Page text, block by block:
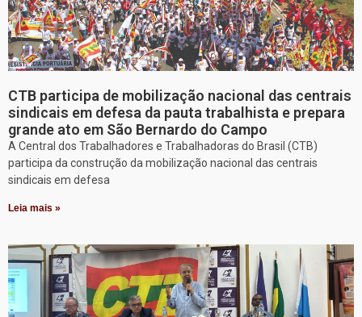
CTB participa de mobilização nacional das centrais
sindicais em defesa da pauta trabalhista e prepara
grande ato em São Bernardo do Campo
A Central dos Trabalhadores e Trabalhadoras do Brasil (CTB)
participa da construção da mobilização nacional das centrais
sindicais em defesa
Leia mais »